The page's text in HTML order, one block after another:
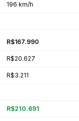
196 km/h
R$167.990
R$20.627
R$3.211
R$210.691